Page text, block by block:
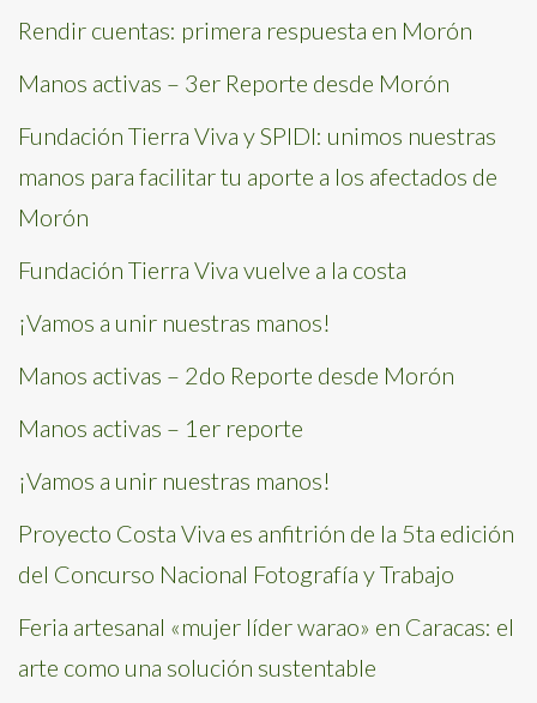
Rendir cuentas: primera respuesta en Morón
Manos activas – 3er Reporte desde Morón
Fundación Tierra Viva y SPIDI: unimos nuestras
manos para facilitar tu aporte a los afectados de
Morón
Fundación Tierra Viva vuelve a la costa
¡Vamos a unir nuestras manos!
Manos activas – 2do Reporte desde Morón
Manos activas – 1er reporte
¡Vamos a unir nuestras manos!
Proyecto Costa Viva es anfitrión de la 5ta edición
del Concurso Nacional Fotografía y Trabajo
Feria artesanal «mujer líder warao» en Caracas: el
arte como una solución sustentable